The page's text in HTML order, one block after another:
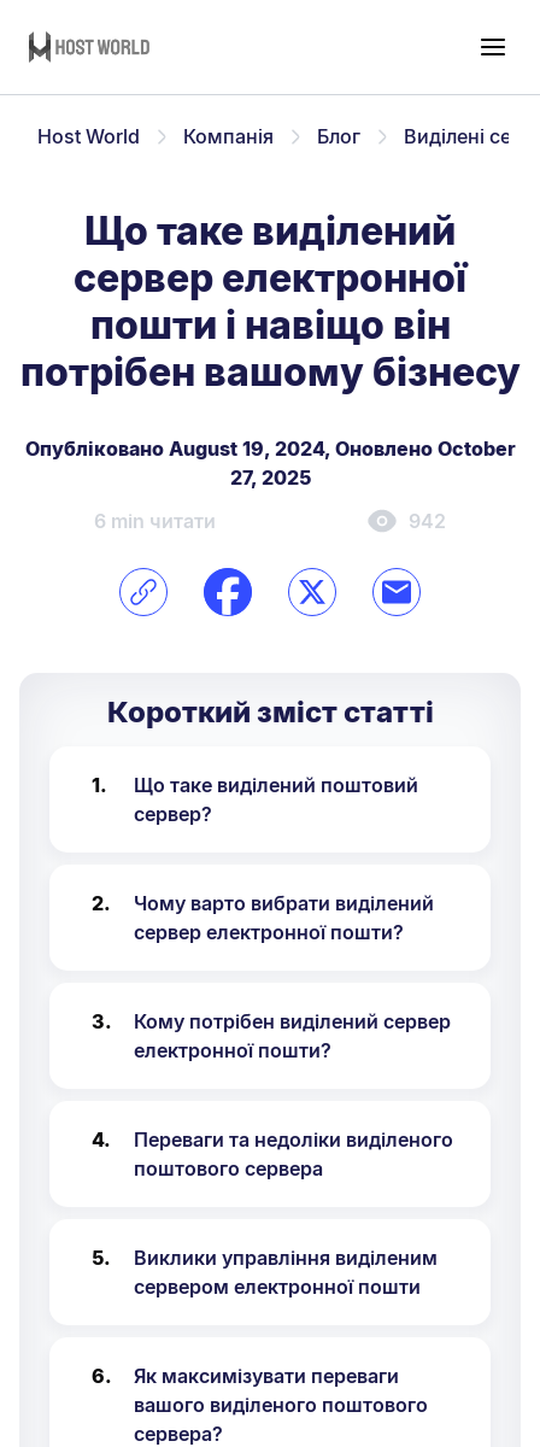
Host World Компанія Блог Виділені
Що таке виділений
сервер електронної
пошти і навіщо він
потрібен вашому бізнесу
Опубліковано August 19, 2024, Оновлено October
27, 2025
6 min читати
942
Короткий зміст статті
Що таке виділений поштовий
сервер?
Чому варто вибрати виділений
сервер електронної пошти?
Кому потрібен виділений сервер
електронної пошти?
Переваги та недоліки виділеного
поштового сервера
Виклики управління виділеним
сервером електронної пошти
Як максимізувати переваги
вашого виділеного поштового
сервера?